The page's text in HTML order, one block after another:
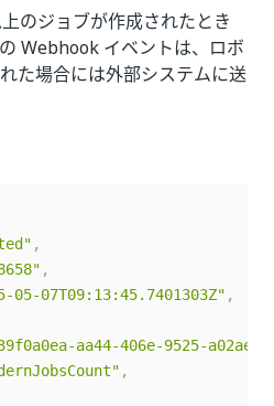
のジョブが作成されたとき
Webhook イベントは、ロボ
た場合には外部システムに送
,
,
05-07T09:13:45.7401303Z" ,
aa44-406e-9525-
,